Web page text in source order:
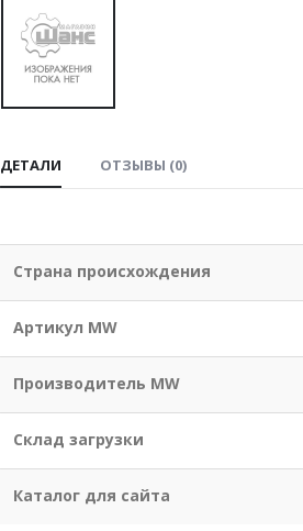
ДЕТАЛИ ОТЗЫВЫ (0)
Страна происхождения
Артикул MW
Производитель MW
Склад загрузки
Каталог для сайта